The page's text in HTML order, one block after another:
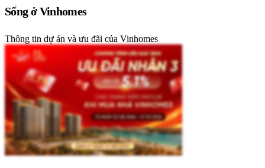
Sống ở Vinhomes
Thông tin dự án và ưu đãi của Vinhomes